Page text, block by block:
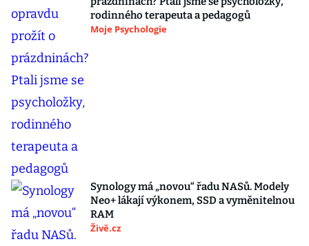
rodinného terapeuta a pedagogů
Moje Psychologie
Synology má „novou“ řadu NASů. Modely
Neo+ lákají výkonem, SSD a vyměnitelnou
RAM
Živě.cz